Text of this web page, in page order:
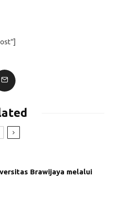
Brawijaya melalui